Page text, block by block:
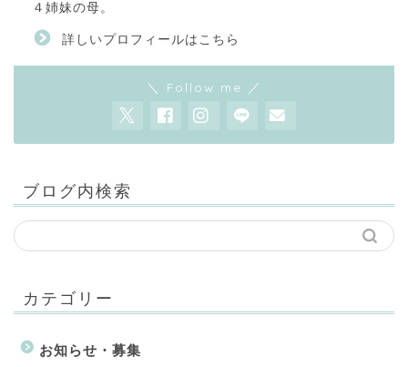
４姉妹の母。
詳しいプロフィールはこちら
＼ Follow me ／
ブログ内検索
カテゴリー
お知らせ・募集